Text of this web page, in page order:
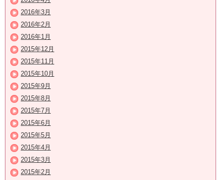
2016年3月
2016年2月
2016年1月
2015年12月
2015年11月
2015年10月
2015年9月
2015年8月
2015年7月
2015年6月
2015年5月
2015年4月
2015年3月
2015年2月